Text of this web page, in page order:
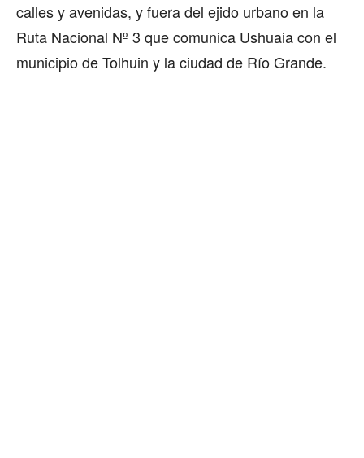
calles y avenidas, y fuera del ejido urbano en la
Ruta Nacional Nº 3 que comunica Ushuaia con el
municipio de Tolhuin y la ciudad de Río Grande.